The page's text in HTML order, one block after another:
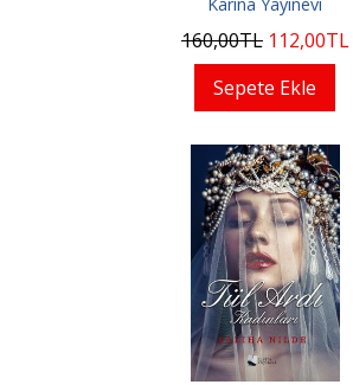
160,00TL 112,00TL
Sepete Ekle